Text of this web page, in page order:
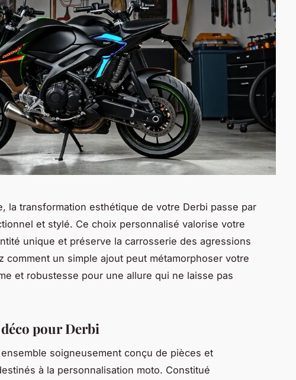
la transformation esthétique de votre Derbi passe par
et stylé. Ce choix personnalisé valorise votre
unique et préserve la carrosserie des agressions
comment un simple ajout peut métamorphoser votre
et robustesse pour une allure qui ne laisse pas
pour Derbi
soigneusement conçu de pièces et
à la personnalisation moto. Constitué